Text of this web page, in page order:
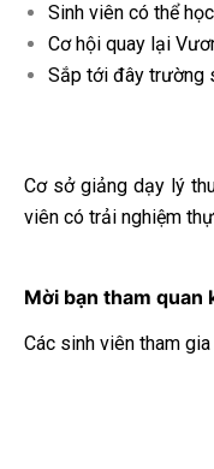
Sinh viên có thể
Cơ hội quay lại
Sắp tới đây trường
Cơ sở giảng dạy lý
viên có trải nghiệm
Mời bạn tham quan
Các sinh viên tham